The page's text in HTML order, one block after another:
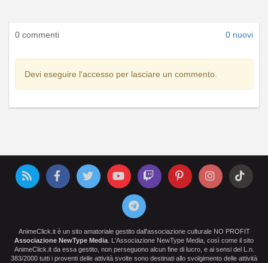
0 commenti 0 nuovi
Devi eseguire l'accesso per lasciare un commento.
AnimeClick.it è un sito amatoriale gestito dall'associazione culturale NO PROFIT
Associazione NewType Media . L'Associazione NewType Media, così come il sito
AnimeClick.it da essa gestito, non perseguono alcun fine di lucro, e ai sensi del L.n.
383/2000 tutti i proventi delle attività svolte sono destinati allo svolgimento delle attività